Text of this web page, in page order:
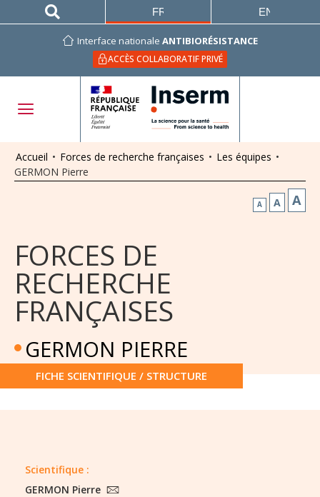
Interface nationale ANTIBIORÉSISTANCE
ACCÈS COLLABORATIF PRIVÉ
FRANÇAIS ENGLISH
Accueil • Forces de recherche françaises • Les équipes •
GERMON Pierre
A A A
FORCES DE
RECHERCHE
FRANÇAISES
GERMON PIERRE
FICHE SCIENTIFIQUE / STRUCTURE
Scientifique :
GERMON Pierre